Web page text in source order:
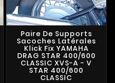
Paire De Supports
Sacoches Latérales
Klick Fix YAMAHA
DRAG STAR 400/600
CLASSIC XVS-A - V
STAR 400/600
CLASSIC